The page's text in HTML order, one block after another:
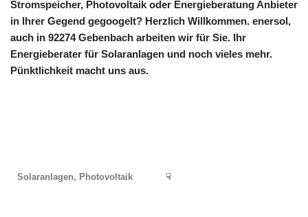
Stromspeicher, Photovoltaik oder Energieberatung Anbieter
in Ihrer Gegend gegoogelt? Herzlich Willkommen. enersol,
auch in 92274 Gebenbach arbeiten wir für Sie. Ihr
Energieberater für Solaranlagen und noch vieles mehr.
Pünktlichkeit macht uns aus.
Solaranlagen, Photovoltaik ☟